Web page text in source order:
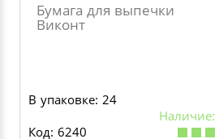
Бумага для выпечки
Виконт
В упаковке: 24
Наличие:
Код: 6240